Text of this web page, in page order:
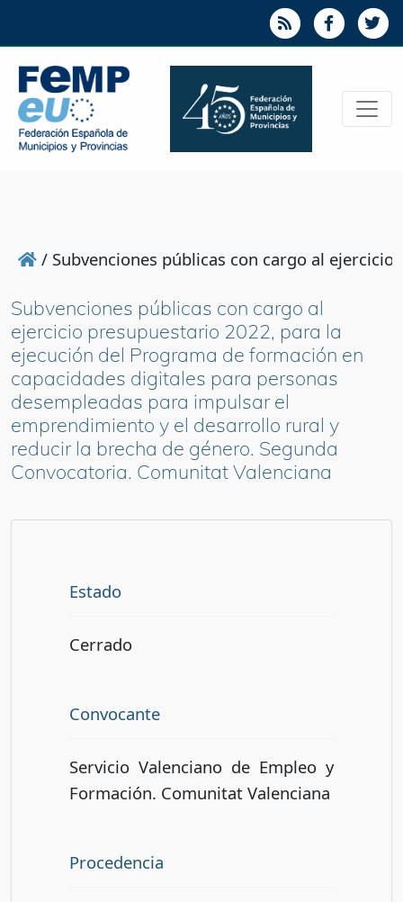
/ Subvenciones públicas con cargo al
Subvenciones públicas con cargo al
ejercicio presupuestario 2022, para la
ejecución del Programa de formación en
capacidades digitales para personas
desempleadas para impulsar el
emprendimiento y el desarrollo rural y
reducir la brecha de género. Segunda
Convocatoria. Comunitat Valenciana
Estado
Cerrado
Convocante
Servicio Valenciano de Empleo y
Formación. Comunitat Valenciana
Procedencia